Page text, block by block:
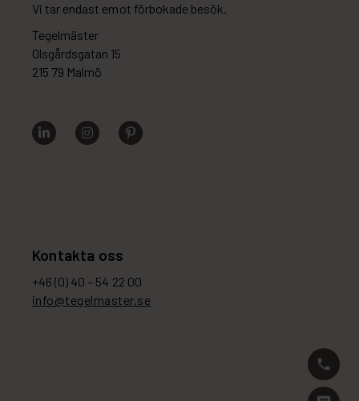
Kontakta oss
+46 (0) 40 – 54 22 00
info@tegelmaster.se
Vi tar endast emot förbokade besök.
Tegelmäster
Olsgårdsgatan 15
215 79 Malmö
phone